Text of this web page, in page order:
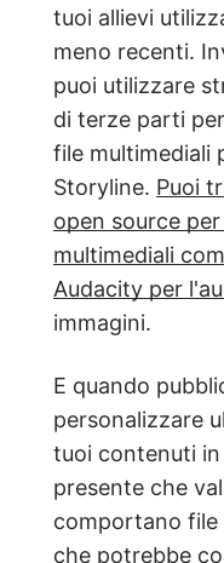
tuoi allievi
meno recenti.
puoi utilizzare
di terze parti
file multimediali
Storyline. Puoi
open source
multimediali
Audacity per
immagini.
E quando
personalizzare
tuoi contenuti in
presente che
comportano file
che potrebbe